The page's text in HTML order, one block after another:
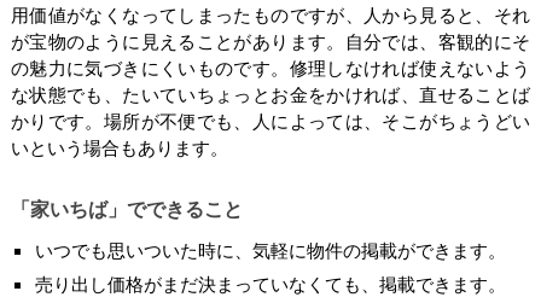
用価値がなくなってしまったものですが、人から見ると、それ
が宝物のように見えることがあります。自分では、客観的にそ
の魅力に気づきにくいものです。修理しなければ使えないよう
な状態でも、たいていちょっとお金をかければ、直せることば
かりです。場所が不便でも、人によっては、そこがちょうどい
いという場合もあります。
「家いちば」でできること
いつでも思いついた時に、気軽に物件の掲載ができます。
売り出し価格がまだ決まっていなくても、掲載できます。